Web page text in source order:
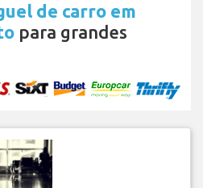
de carro em
para grandes